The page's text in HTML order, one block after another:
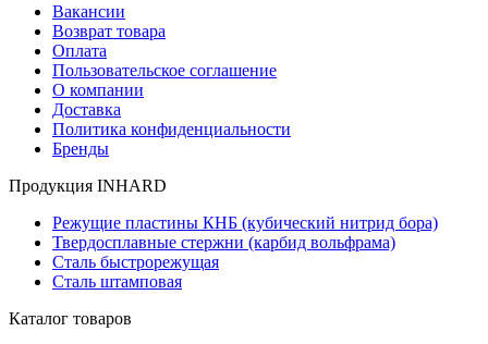
Вакансии
Возврат товара
Оплата
Пользовательское соглашение
О компании
Доставка
Политика конфиденциальности
Бренды
Продукция INHARD
Режущие пластины КНБ (кубический нитрид бора)
Твердосплавные стержни (карбид вольфрама)
Сталь быстрорежущая
Сталь штамповая
Каталог товаров